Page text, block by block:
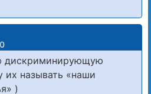
дискриминирующую
их называть «наши
)